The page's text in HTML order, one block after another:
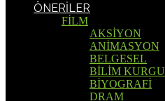
ÖNERİLER
FİLM
AKSİYON
ANİMASYON
BELGESEL
BİLİM KURGU
BİYOGRAFİ
DRAM